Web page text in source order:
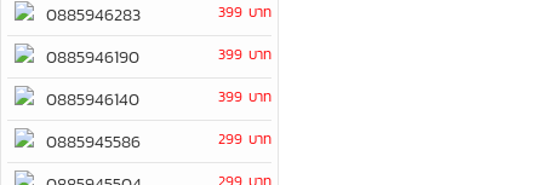
0885946283 399 บาท
0885946190 399 บาท
0885946140 399 บาท
0885945586 299 บาท